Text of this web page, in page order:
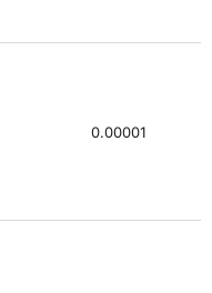
0.00001